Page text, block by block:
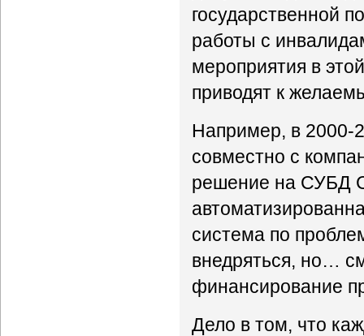
государственной
работы с
мероприятия в
приводят к
Например, в 2000-
совместно с
решение на СУБД
система по
внедряться, но…
финансирование
Дело в том, что